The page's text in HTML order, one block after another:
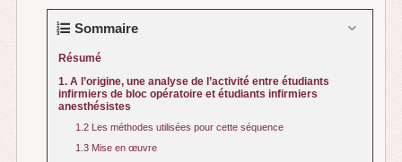
Sommaire
Résumé
1. A l’origine, une analyse de l’activité entre étudiants
infirmiers de bloc opératoire et étudiants infirmiers
anesthésistes
1.2 Les méthodes utilisées pour cette séquence
1.3 Mise en œuvre